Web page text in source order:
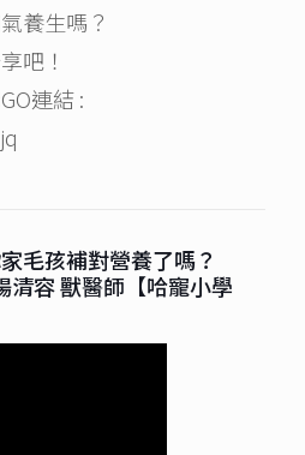
養生嗎？
吧！
連結 :
毛孩補對營養了嗎？
容 獸醫師【哈寵小學